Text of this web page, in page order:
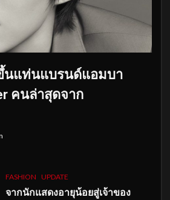
นแท่นแบรนด์แอมบา
คนล่าสุดจาก
FASHION UPDATE
จากนักแสดงอายุน้อยสู่เจ้าของ